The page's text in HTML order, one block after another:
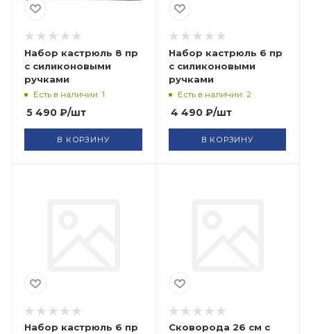
Набор кастрюль 8 пр
с силиконовыми
ручками
Есть в наличии: 1
5 490 ₽/шт
В КОРЗИНУ
Набор кастрюль 6 пр
с силиконовыми
ручками
Есть в наличии: 2
4 490₽/шт
В КОРЗИНУ
Набор кастрюль 6 пр
Сковорода 26 см с